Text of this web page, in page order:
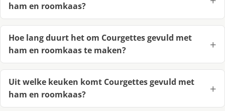
ham en roomkaas?
Hoe lang duurt het om Courgettes gevuld met
ham en roomkaas te maken?
Uit welke keuken komt Courgettes gevuld met
ham en roomkaas?